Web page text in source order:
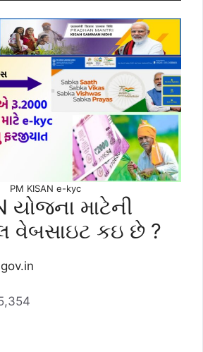
PM KISAN e-kyc
યોજના માટેની
વેબસાઇટ કઇ છે ?